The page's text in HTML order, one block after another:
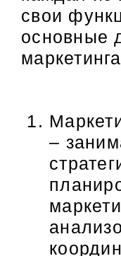
свои
основные
–